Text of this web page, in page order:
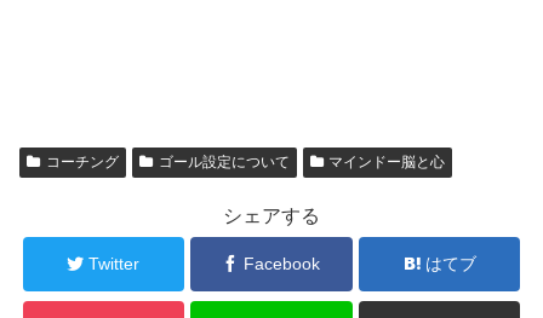
コーチング ゴール設定について マインドー脳と心
シェアする
Twitter Facebook はてブ